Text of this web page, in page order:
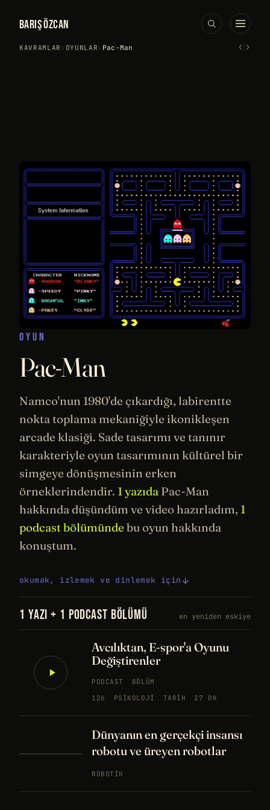
BARIŞ ÖZCAN
KAVRAMLAR › OYUNLAR › Pac-Man ‹›
OYUN
Pac-Man
Namco'nun 1980'de çıkardığı, labirentte
nokta toplama mekaniğiyle ikonikleşen
arcade klasiği. Sade tasarımı ve tanınır
karakteriyle oyun tasarımının kültürel bir
simgeye dönüşmesinin erken
örneklerindendir. 1 yazıda Pac-Man
hakkında düşündüm ve video hazırladım, 1
podcast bölümünde bu oyun hakkında
konuştum.
okumak, izlemek ve dinlemek için
1 YAZI + 1 PODCAST BÖLÜMÜ en yeniden eskiye
Avcılıktan, E-spor'a Oyunu
Değiştirenler
PODCAST
BÖLÜM
126
PSIKOLOJI TARIH 27 DK
Dünyanın en gerçekçi insansı
robotu ve üreyen robotlar
ROBOTIK